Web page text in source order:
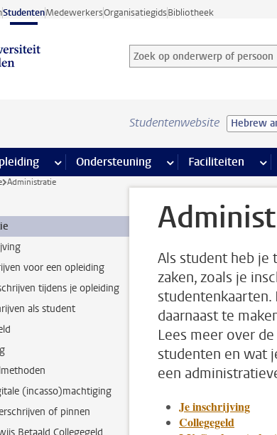
StudentenMedewerkersOrganisatiegidsBibliotheek
Zoek op onderwerp of persoon
Zoekterm
Studentenwebsite Hebrew
meer Je opleiding pagina’s
Ondersteuning meer Ondersteuning
Faciliteiten
Administratie
voor een opleiding
tijdens je opleiding
als student
(incasso)machtiging
of pinnen
Als student heb je
zaken, zoals je
daarnaast te
Lees meer over
studenten en wat
een
Je inschrijving
Collegegeld